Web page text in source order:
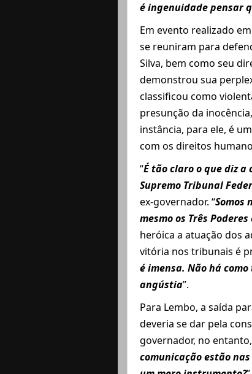
é ingenuidade pensar
Em evento realizado
se reuniram para
Silva, bem como seu
demonstrou sua
classificou como
presunção da
instância, para ele, é
com os direitos
“É tão claro o que diz
Supremo Tribunal
ex-governador. “Somos
mesmo os Três
heróica a atuação dos
vitória nos tribunais é
é imensa. Não há
angústia”.
Para Lembo, a saída
deveria se dar pela
governador, no
comunicação estão nas